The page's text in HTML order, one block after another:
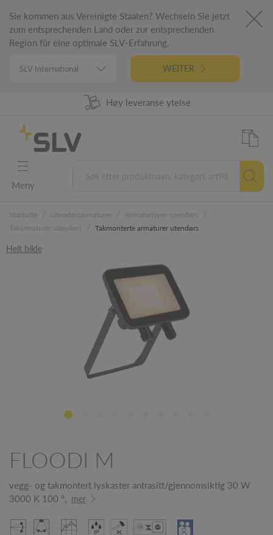
Sie kommen aus Vereinigte Staaten? Wechseln Sie jetzt
zum entsprechenden Land oder zur entsprechenden
Region für eine optimale SLV-Erfahrung.
WEITER
98% Produkt tilgjengelighet
Høy leveranse ytelse
5 års garanti
Tysk ingeniørfag
Meny
Takmonterte armaturer utendørs
Helt bilde
FLOODI M
vegg- og takmontert lyskaster antrasitt/gjennomsiktig 30 W
3000 K 100 °,
mer